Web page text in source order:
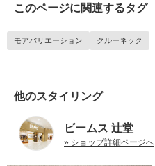
このページに関連するタグ
モアバリエーション クルーネック
他のスタイリング
ビームス 辻堂
» ショップ詳細ページへ